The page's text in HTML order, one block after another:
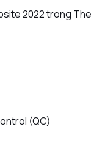
2022trong The
(QC)